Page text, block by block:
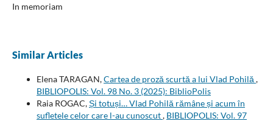
In memoriam
Similar Articles
Elena TARAGAN,Cartea de proză scurtă a lui Vlad Pohilă ,
BIBLIOPOLIS: Vol. 98 No. 3 (2025): BiblioPolis
Raia ROGAC,Și totuși… Vlad Pohilă rămâne și acum în
sufletele celor care l-au cunoscut, BIBLIOPOLIS: Vol. 97